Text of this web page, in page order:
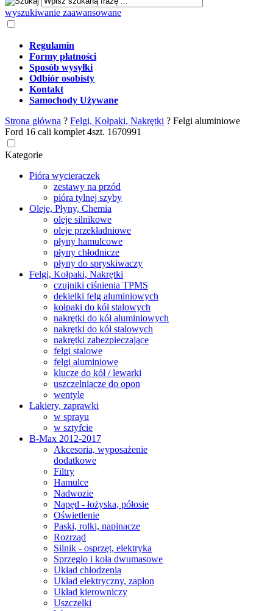
wyszukiwanie zaawansowane
Regulamin
Formy płatności
Sposób wysyłki
Odbiór osobisty
Kontakt
Samochody Używane
Strona główna ? Felgi, Kołpaki, Nakrętki ? Felgi aluminiowe
Ford 16 cali komplet 4szt. 1670991
Kategorie
Pióra wycieraczek
zestawy na przód
pióra tylnej szyby
Oleje, Płyny, Chemia
oleje silnikowe
oleje przekładniowe
płyny hamulcowe
płyny chłodnicze
płyny do spryskiwaczy
Felgi, Kołpaki, Nakrętki
czujniki ciśnienia TPMS
dekielki felg aluminiowych
kołpaki do kół stalowych
nakrętki do kół aluminiowych
nakrętki do kół stalowych
nakrętki zabezpieczające
felgi stalowe
felgi aluminiowe
klucze do kół / lewarki
uszczelniacze do opon
wentyle
Lakiery, zaprawki
w sprayu
w sztyfcie
B-Max 2012-2017
Akcesoria, wyposażenie
dodatkowe
Filtry
Hamulce
Nadwozie
Napęd - łożyska, półosie
Oświetlenie
Paski, rolki, napinacze
Rozrząd
Silnik - osprzęt, elektryka
Sprzęgło i koła dwumasowe
Układ chłodzenia
Układ elektryczny, zapłon
Układ kierowniczy
Uszczelki